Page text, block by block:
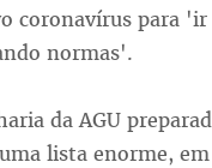
coronavírus para
normas'.
da AGU
lista enorme,